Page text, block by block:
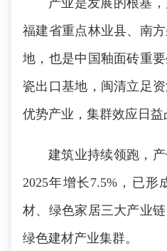
产业是发展的根基
福建省重点林业县、南
地，也是中国釉面砖重
瓷出口基地，闽清立足
优势产业，集群效应日益
建筑业持续领跑，
2025年增长7.5%，已
材、绿色家居三大产业
绿色建材产业集群。